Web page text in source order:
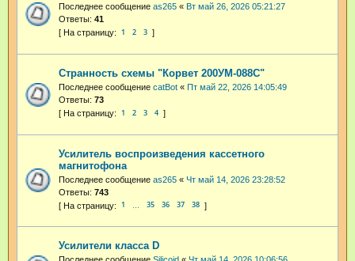
Последнее сообщение as265 « Вт май 26, 2026 05:21:27
Ответы: 41
1 2 3
Странность схемы "Корвет 200УМ-088С"
Последнее сообщение catBot « Пт май 22, 2026 14:05:49
Ответы: 73
1 2 3 4
Усилитель воспроизведения кассетного
магнитофона
Последнее сообщение as265 « Чт май 14, 2026 23:28:52
Ответы: 743
1 35 36 37 38
Усилители класса D